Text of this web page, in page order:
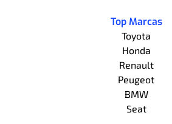
Top Marcas
Toyota
Honda
Renault
Peugeot
BMW
Seat